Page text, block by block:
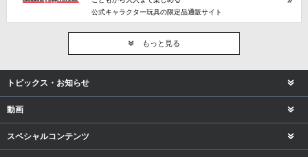
公式キャラクター玩具の限定品通販サイト
もっと見る
トピックス・お知らせ
動画
スペシャルコンテンツ